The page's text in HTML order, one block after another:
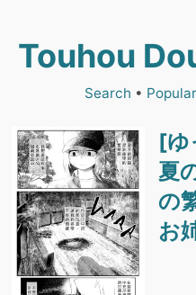
Touhou
Search • Popular
[ゆ
夏
の
お